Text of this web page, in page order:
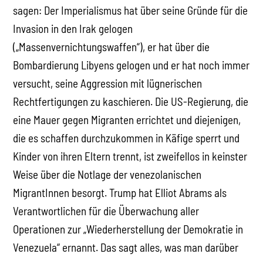
sagen: Der Imperialismus hat über seine Gründe für die
Invasion in den Irak gelogen
(„Massenvernichtungswaffen“), er hat über die
Bombardierung Libyens gelogen und er hat noch immer
versucht, seine Aggression mit lügnerischen
Rechtfertigungen zu kaschieren. Die US-Regierung, die
eine Mauer gegen Migranten errichtet und diejenigen,
die es schaffen durchzukommen in Käfige sperrt und
Kinder von ihren Eltern trennt, ist zweifellos in keinster
Weise über die Notlage der venezolanischen
MigrantInnen besorgt. Trump hat Elliot Abrams als
Verantwortlichen für die Überwachung aller
Operationen zur „Wiederherstellung der Demokratie in
Venezuela“ ernannt. Das sagt alles, was man darüber